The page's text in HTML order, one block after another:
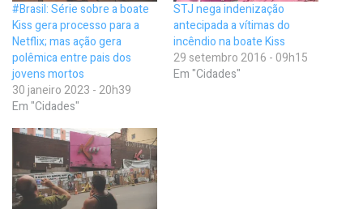
#Brasil: Série sobre a boate
Kiss gera processo para a
Netflix; mas ação gera
polêmica entre pais dos
jovens mortos
30 janeiro 2023 - 20h39
Em "Cidades"
STJ nega indenização
antecipada a vítimas do
incêndio na boate Kiss
29 setembro 2016 - 09h15
Em "Cidades"